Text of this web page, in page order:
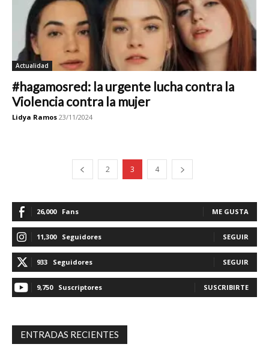
Actualidad
#hagamosred: la urgente lucha contra la
Violencia contra la mujer
Lidya Ramos 23/11/2024
2 3 4
26,000 Fans ME GUSTA
11,300 Seguidores SEGUIR
933 Seguidores SEGUIR
9,750 Suscriptores SUSCRIBIRTE
ENTRADAS RECIENTES